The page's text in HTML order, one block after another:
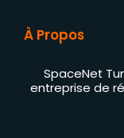
À Propos
SpaceNet
entreprise de